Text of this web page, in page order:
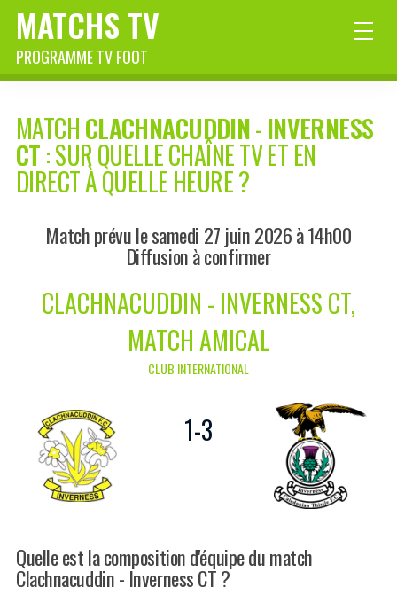
MATCHS TV
PROGRAMME TV FOOT
MATCHCLACHNACUDDIN-INVERNESS
CT: SUR QUELLE CHAÎNE TV ET EN
DIRECT À QUELLE HEURE ?
Match prévu le samedi 27 juin 2026 à 14h00
Diffusion à confirmer
CLACHNACUDDIN - INVERNESS CT,
MATCH AMICAL
CLUB INTERNATIONAL
1-3
Quelle est la composition d'équipe du match
Clachnacuddin - Inverness CT ?